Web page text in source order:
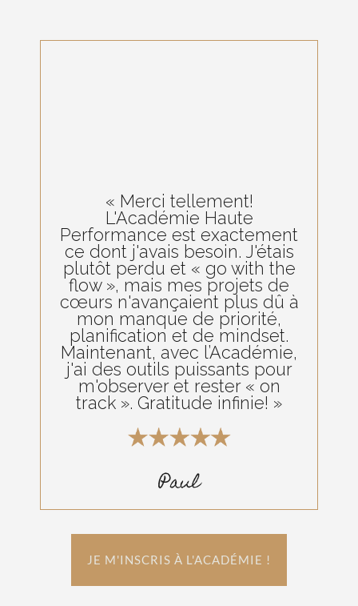
« Merci tellement!
L'Académie Haute
Performance est exactement
ce dont j'avais besoin. J'étais
plutôt perdu et « go with the
flow », mais mes projets de
cœurs n'avançaient plus dû à
mon manque de priorité,
planification et de mindset.
Maintenant, avec l’Académie,
j'ai des outils puissants pour
m'observer et rester « on
track ». Gratitude infinie! »
Paul
JE M'INSCRIS À L'ACADÉMIE !